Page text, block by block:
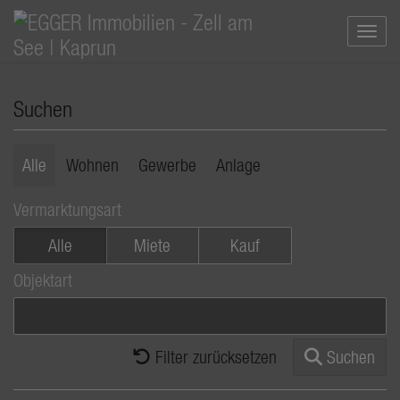
Suchen
Alle Wohnen Gewerbe Anlage
Vermarktungsart
Alle
Miete
Kauf
Objektart
Filter zurücksetzen Suchen